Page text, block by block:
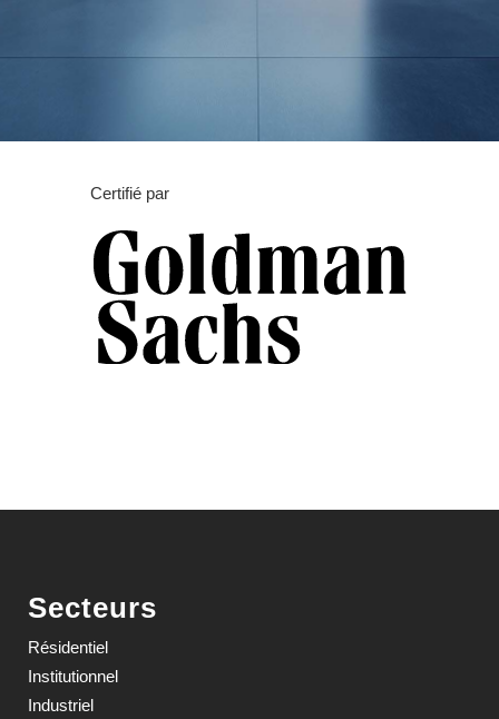
Certifié par
Secteurs
Résidentiel
Institutionnel
Industriel